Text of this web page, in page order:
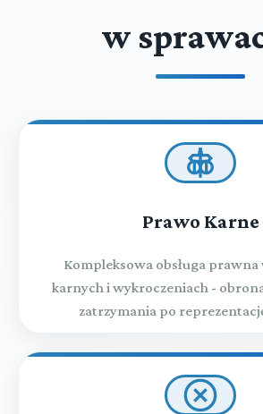
w
Prawo Karne
Kompleksowa obsługa
karnych i wykroczeniach -
zatrzymania po